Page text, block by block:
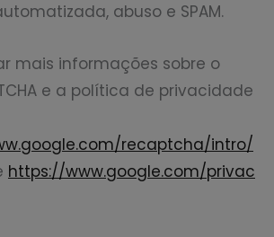
abuso e SPAM.
mais informações sobre o
e a política de privacidade
recaptcha/intro/
https://www.google.com/privac